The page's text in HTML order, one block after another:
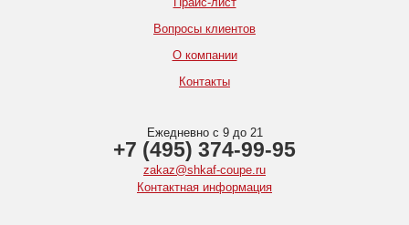
Вопросы клиентов
О компании
Контакты
Ежедневно с 9 до 21
+7 (495) 374-99-95
zakaz@shkaf-coupe.ru
Контактная информация